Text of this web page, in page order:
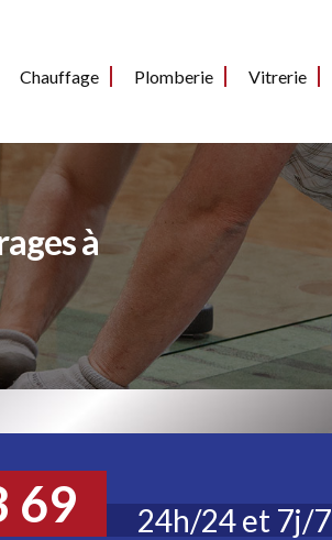
Chauffage Plomberie Vitrerie
à
69 24h/24 et 7j/7